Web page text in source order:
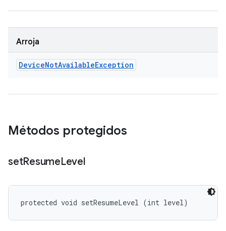
Arroja
DeviceNotAvailableException
Métodos protegidos
setResumeLevel
protected void setResumeLevel (int level)